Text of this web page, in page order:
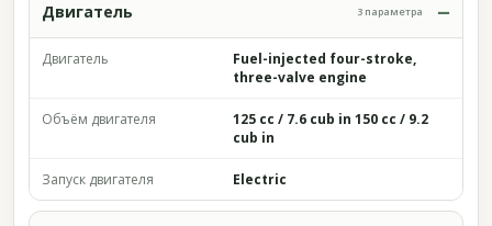
Двигатель 3 параметра
Двигатель
Fuel-injected four-stroke,
three-valve engine
Объём двигателя
125 cc / 7.6 cub in 150 cc / 9.2
cub in
Запуск двигателя Electric